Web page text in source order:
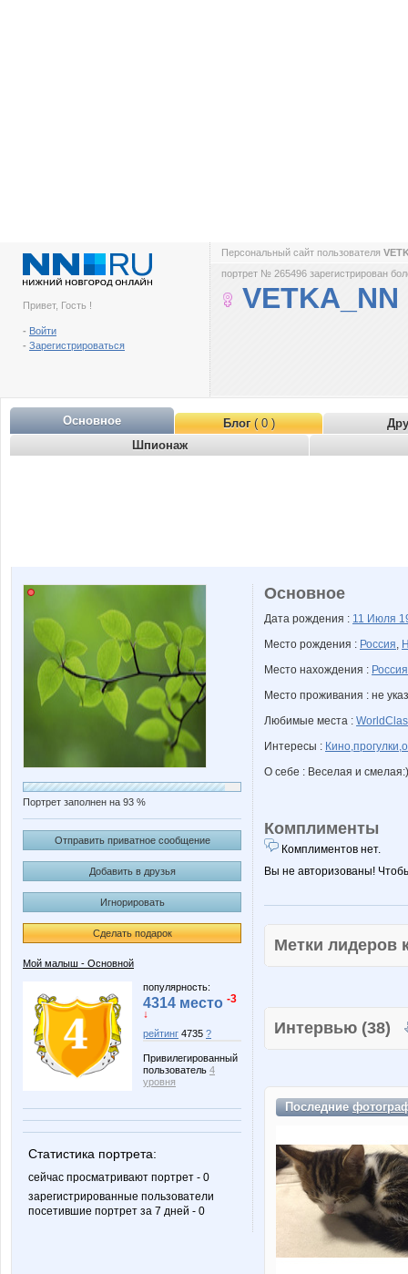
Привет, Гость !
- Войти
- Зарегистрироваться
Персональный сайт пользователя
портрет № 265496 зарегистрирован
VETKA_NN
Основное Блог( 0 )
Шпионаж
Портрет заполнен на 93 %
Отправить приватное сообщение
Добавить в друзья
Игнорировать
Сделать подарок
Мой малыш - Основной
популярность:
4314 место -3
↓
рейтинг 4735 ?
Привилегированный
пользователь 4
уровня
Статистика портрета:
сейчас просматривают портрет - 0
зарегистрированные пользователи
посетившие портрет за 7 дней - 0
Основное
Дата рождения : 11 Июля
Место рождения : Россия,
Место нахождения : Россия
Место проживания : не
Любимые места :
Интересы :
О себе : Веселая и
Комплименты
Комплиментов нет.
Вы не авторизованы!
Метки
Интервью (38)
Последние